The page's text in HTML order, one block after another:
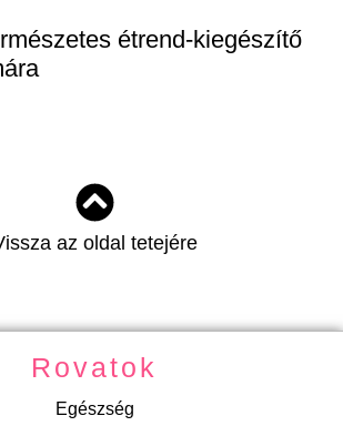
étrend-kiegészítő
az oldal tetejére
Rovatok
Egészség